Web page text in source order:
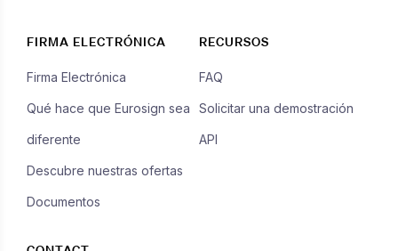
FIRMA ELECTRÓNICA
Firma Electrónica
Qué hace que Eurosign sea
diferente
Descubre nuestras ofertas
Documentos
RECURSOS
FAQ
Solicitar una demostración
API